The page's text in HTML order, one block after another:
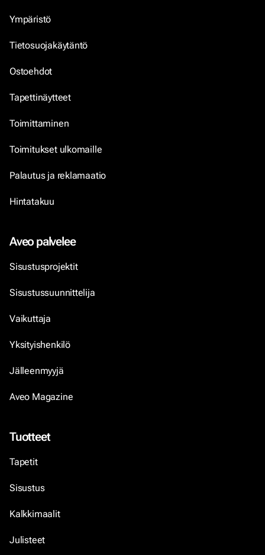
Ympäristö
Tietosuojakäytäntö
Ostoehdot
Tapettinäytteet
Toimittaminen
Toimitukset ulkomaille
Palautus ja reklamaatio
Hintatakuu
Aveo palvelee
Sisustusprojektit
Sisustussuunnittelija
Vaikuttaja
Yksityishenkilö
Jälleenmyyjä
Aveo Magazine
Tuotteet
Tapetit
Sisustus
Kalkkimaalit
Julisteet